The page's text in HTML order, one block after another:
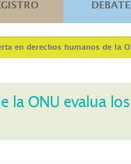
en derechos humanos de la
la ONU evalua